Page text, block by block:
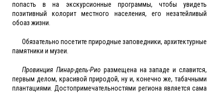
попасть в на экскурсионные программы, чтобы увидеть
позитивный колорит местного населения, его незатейливый
обоаз жизни.
Обязательно посетите природные заповедники, архитектурные
памятники и музеи.
Провинция Пинар-дель-Риоразмещена на западе и славится,
первым делом, красивой природой, ну и, конечно же, табачными
плантациями. Достопримечательностями региона является сама